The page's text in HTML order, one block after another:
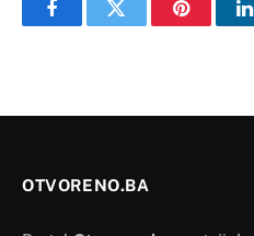
FacebookTwitter Pinterest
OTVORENO.BA